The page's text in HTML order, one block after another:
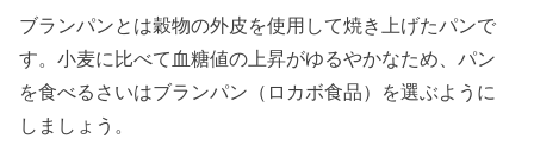
ブランパンとは穀物の外皮を使用して焼き上げたパンで
す。小麦に比べて血糖値の上昇がゆるやかなため、パン
を食べるさいはブランパン（ロカボ食品）を選ぶように
しましょう。